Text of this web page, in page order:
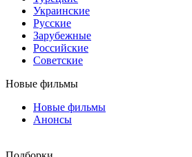
Украинские
Русские
Зарубежные
Российские
Советские
Новые фильмы
Новые фильмы
Анонсы